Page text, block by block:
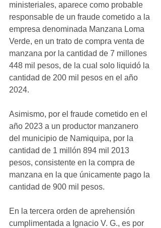
ministeriales, aparece como probable
responsable de un fraude cometido a la
empresa denominada Manzana Loma
Verde, en un trato de compra venta de
manzana por la cantidad de 7 millones
448 mil pesos, de la cual solo liquidó la
cantidad de 200 mil pesos en el año
2024.
Asimismo, por el fraude cometido en el
año 2023 a un productor manzanero
del municipio de Namiquipa, por la
cantidad de 1 millón 894 mil 2013
pesos, consistente en la compra de
manzana en la que únicamente pago la
cantidad de 900 mil pesos.
En la tercera orden de aprehensión
cumplimentada a Ignacio V. G., es por